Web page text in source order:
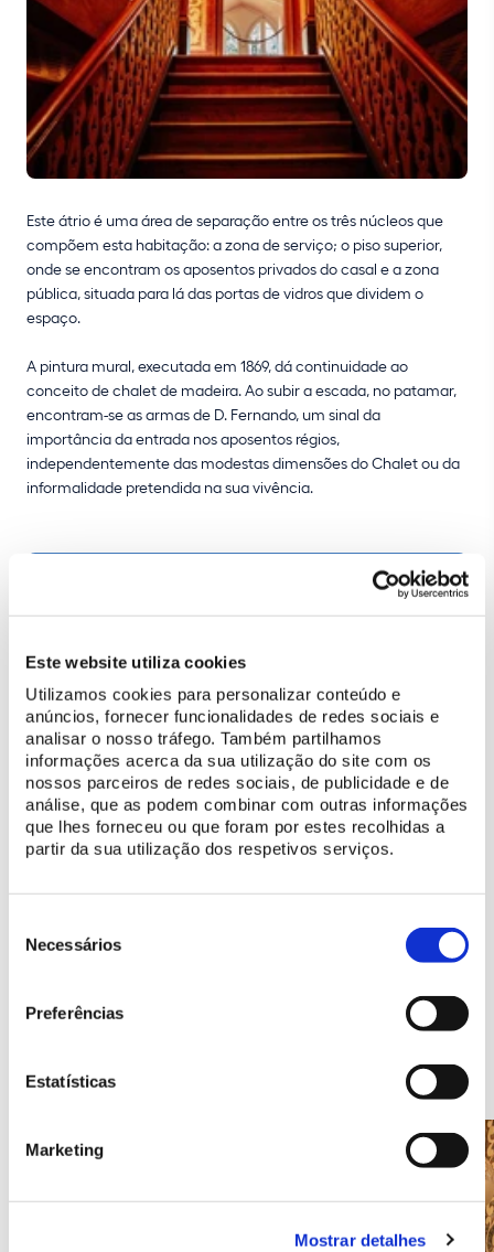
Este website utiliza cookies
Utilizamos cookies para personalizar conteúdo e
anúncios, fornecer funcionalidades de redes sociais e
analisar o nosso tráfego. Também partilhamos
informações acerca da sua utilização do site com os
nossos parceiros de redes sociais, de publicidade e de
análise, que as podem combinar com outras informações
que lhes forneceu ou que foram por estes recolhidas a
partir da sua utilização dos respetivos serviços.
Necessários
Preferências
Estatísticas
Marketing
Mostrar detalhes
Este átrio é uma área de separação entre os três núcleos que
compõem esta habitação: a zona de serviço; o piso superior,
onde se encontram os aposentos privados do casal e a zona
pública, situada para lá das portas de vidros que dividem o
espaço.
A pintura mural, executada em 1869, dá continuidade ao
conceito de chalet de madeira. Ao subir a escada, no patamar,
encontram-se as armas de D. Fernando, um sinal da
importância da entrada nos aposentos régios,
independentemente das modestas dimensões do Chalet ou da
informalidade pretendida na sua vivência.
Tire o melhor partido da sua visita
Planeie a sua visita
Descubra programas feitos a pensar em si
Saiba mais
História do Chalet da Condessa d'Edla
Recantos a descobrir